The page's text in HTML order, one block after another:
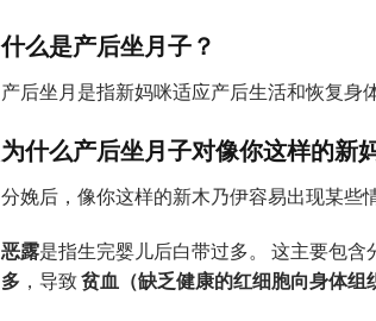
什么是产后坐月子？
产后坐月是指新妈咪适应产后生活和恢复身
为什么产后坐月子对像你这样的新
分娩后，像你这样的新木乃伊容易出现某些
恶露是指生完婴儿后白带过多。 这主要包
多 ，导致贫血（缺乏健康的红细胞向身体组